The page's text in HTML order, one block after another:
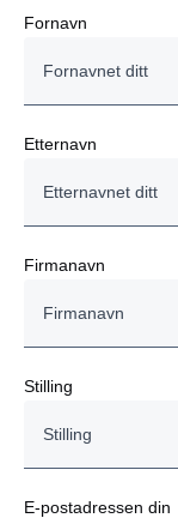
Fornavn
Etternavn
Firmanavn
Stilling
E-postadressen din